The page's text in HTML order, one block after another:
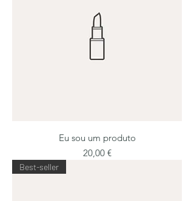
Eu sou um produto
Preço
20,00 €
Best-seller